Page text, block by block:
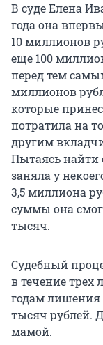
В суде Елена
года она
10 миллионов
еще 100
перед тем
миллионов
которые
потратила на
другим
Пытаясь найти
заняла у
3,5 миллиона
суммы она
тысяч.
Судебный
в течение трех
годам лишения
тысяч рублей.
мамой.